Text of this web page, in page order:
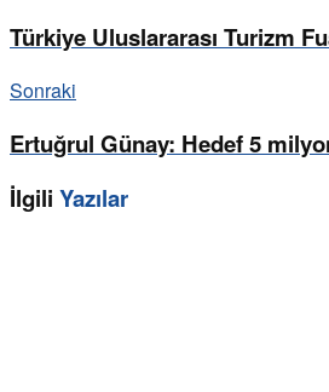
Türkiye Uluslararası Turizm
Sonraki
Ertuğrul Günay: Hedef 5
İlgili Yazılar